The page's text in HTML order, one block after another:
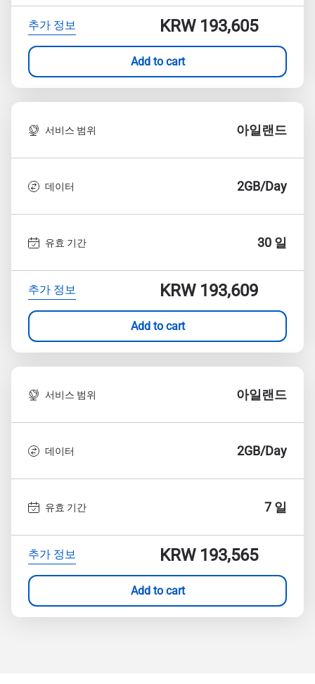
추가 정보 KRW 193,605
Add to cart
서비스 범위 아일랜드
데이터 2GB/Day
유효 기간 30 일
추가 정보 KRW 193,609
Add to cart
서비스 범위 아일랜드
데이터 2GB/Day
유효 기간 7 일
추가 정보 KRW 193,565
Add to cart